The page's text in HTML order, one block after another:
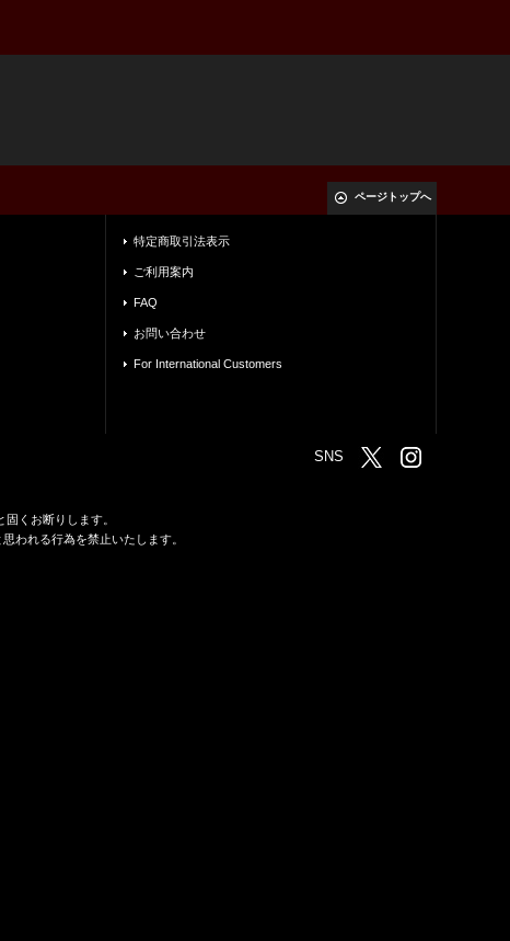
ページトップへ
特定商取引法表示
ご利用案内
FAQ
お問い合わせ
For International Customers
SNS
くお断りします。
われる行為を禁止いたします。